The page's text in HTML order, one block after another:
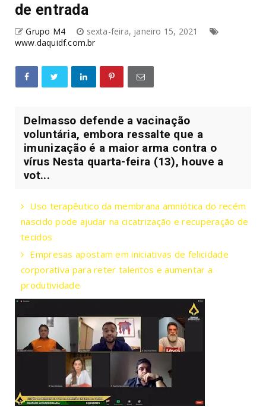
de entrada
Grupo M4
sexta-feira, janeiro 15, 2021
www.daquidf.com.br
Delmasso defende a vacinação
voluntária, embora ressalte que a
imunização é a maior arma contra o
vírus Nesta quarta-feira (13), houve a
vot...
Uso terapêutico da membrana amniótica do recém
nascido pode ajudar na cicatrização e recuperação de
tecidos
Empresas apostam em iniciativas de felicidade
corporativa para reter talentos e aumentar a
produtividade